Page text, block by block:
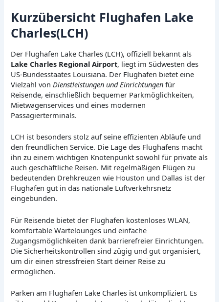
Kurzübersicht Flughafen Lake
Charles(LCH)
Der Flughafen Lake Charles (LCH), offiziell bekannt als
Lake Charles Regional Airport, liegt im Südwesten des
US-Bundesstaates Louisiana. Der Flughafen bietet eine
Vielzahl vonDienstleistungen und Einrichtungen für
Reisende, einschließlich bequemer Parkmöglichkeiten,
Mietwagenservices und eines modernen
Passagierterminals.
LCH ist besonders stolz auf seine effizienten Abläufe und
den freundlichen Service. Die Lage des Flughafens macht
ihn zu einem wichtigen Knotenpunkt sowohl für private als
auch geschäftliche Reisen. Mit regelmäßigen Flügen zu
bedeutenden Drehkreuzen wie Houston und Dallas ist der
Flughafen gut in das nationale Luftverkehrsnetz
eingebunden.
Für Reisende bietet der Flughafen kostenloses WLAN,
komfortable Wartelounges und einfache
Zugangsmöglichkeiten dank barrierefreier Einrichtungen.
Die Sicherheitskontrollen sind zügig und gut organisiert,
um dir einen stressfreien Start deiner Reise zu
ermöglichen.
Parken am Flughafen Lake Charles ist unkompliziert. Es